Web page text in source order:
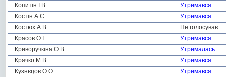
Копитін І.В.
Утримався
Костін А.Є.
Утримався
Костюх А.В.
Не голосував
Красов О.І.
Утримався
Криворучкіна О.В.
Утрималась
Крячко М.В.
Утримався
Кузнєцов О.О.
Утримався